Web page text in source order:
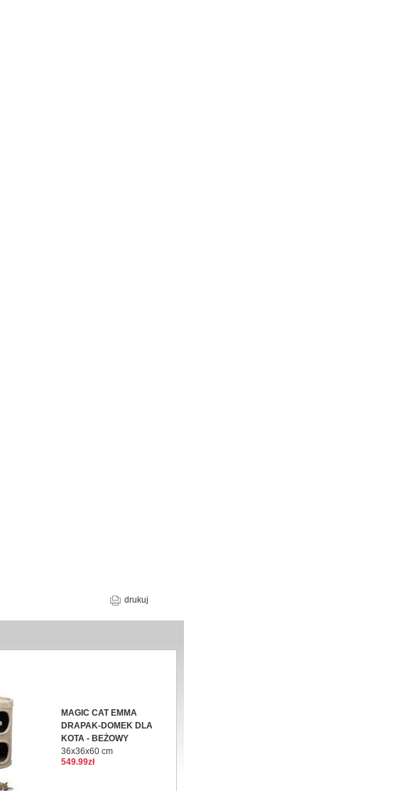
drukuj
MAGIC CAT EMMA
DRAPAK-DOMEK DLA
KOTA - BEŻOWY
36x36x60 cm
549.99zł